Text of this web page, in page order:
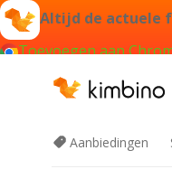
Altijd de actuele
Toevoegen aan
Aanbiedingen